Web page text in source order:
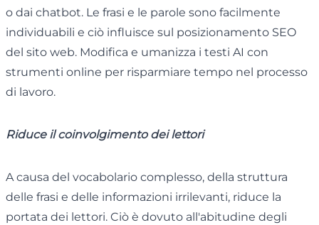
o dai chatbot. Le frasi e le parole sono facilmente
individuabili e ciò influisce sul posizionamento SEO
del sito web. Modifica e umanizza i testi AI con
strumenti online per risparmiare tempo nel processo
di lavoro.
Riduce il coinvolgimento dei lettori
A causa del vocabolario complesso, della struttura
delle frasi e delle informazioni irrilevanti, riduce la
portata dei lettori. Ciò è dovuto all'abitudine degli